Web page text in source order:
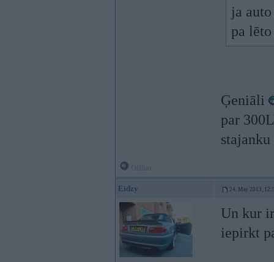
ja
pa
Ģeniāli
par
stajanku
Eidzy 24. May 2013,
Un kur
iepirkt